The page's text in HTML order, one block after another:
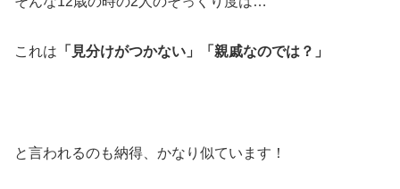
これは 「見分けがつかない」「親戚なのでは？」
と言われるのも納得、かなり似ています！